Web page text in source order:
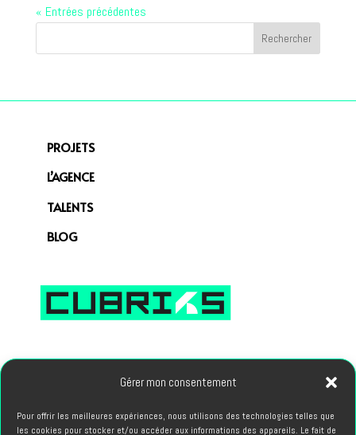
Gérer mon consentement
Pour offrir les meilleures expériences, nous utilisons des technologies telles que
les cookies pour stocker et/ou accéder aux informations des appareils. Le fait de
« Entrées précédentes
PROJETS
L’AGENCE
TALENTS
BLOG
PROJETS